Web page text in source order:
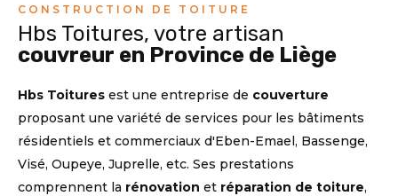
CONSTRUCTION DE TOITURE
Hbs Toitures, votre artisan
couvreur en Province de Liège
Hbs Toitures est une entreprise de couverture
proposant une variété de services pour les bâtiments
résidentiels et commerciaux d'Eben-Emael, Bassenge,
Visé, Oupeye, Juprelle, etc. Ses prestations
comprennent la rénovation et réparation de toiture,